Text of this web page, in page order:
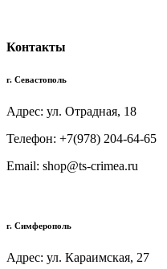
Контакты
г. Севастополь
Адрес: ул. Отрадная, 18
Телефон: +7(978) 204-64-65
Email: shop@ts-crimea.ru
г. Симферополь
Адрес: ул. Караимская, 27